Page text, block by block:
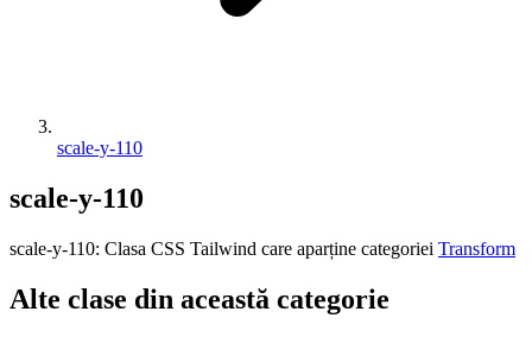
scale-y-110
scale-y-110
scale-y-110: Clasa CSS Tailwind care aparține categoriei Transform
Alte clase din această categorie